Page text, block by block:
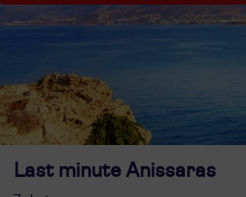
Last minute Anissaras